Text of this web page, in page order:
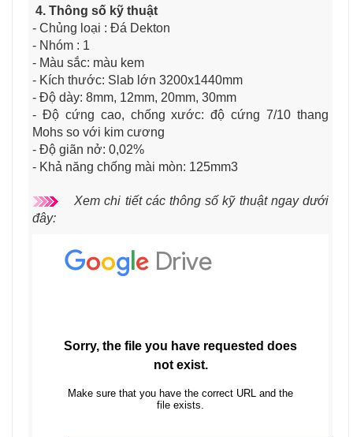
4. Thông số kỹ thuật
- Chủng loại : Đá Dekton
- Nhóm : 1
- Màu sắc: màu kem
- Kích thước: Slab lớn 3200x1440mm
- Độ dày: 8mm, 12mm, 20mm, 30mm
- Độ cứng cao, chống xước: độ cứng 7/10 thang
Mohs so với kim cương
- Độ giãn nở: 0,02%
- Khả năng chống mài mòn: 125mm3
Xem chi tiết các thông số kỹ thuật ngay dưới
đây: